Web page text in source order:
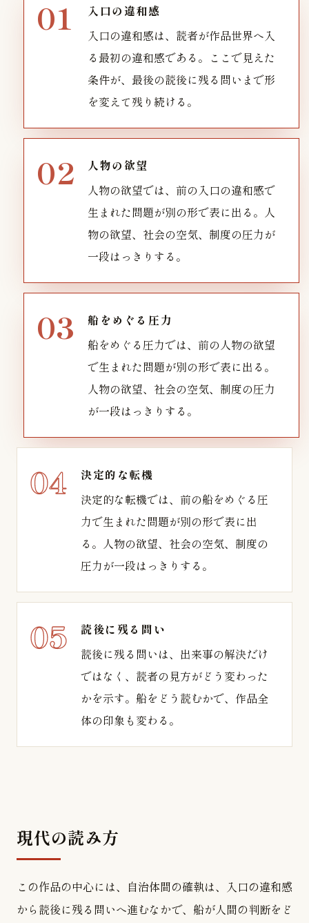
入口の違和感
入口の違和感は、読者が作品世界へ入
る最初の違和感である。ここで見えた
条件が、最後の読後に残る問いまで形
を変えて残り続ける。
人物の欲望
人物の欲望では、前の入口の違和感で
生まれた問題が別の形で表に出る。人
物の欲望、社会の空気、制度の圧力が
一段はっきりする。
船をめぐる圧力
船をめぐる圧力では、前の人物の欲望
で生まれた問題が別の形で表に出る。
人物の欲望、社会の空気、制度の圧力
が一段はっきりする。
決定的な転機
決定的な転機では、前の船をめぐる圧
力で生まれた問題が別の形で表に出
る。人物の欲望、社会の空気、制度の
圧力が一段はっきりする。
読後に残る問い
読後に残る問いは、出来事の解決だけ
ではなく、読者の見方がどう変わった
かを示す。船をどう読むかで、作品全
体の印象も変わる。
現代の読み方
この作品の中心には、自治体間の確執は、入口の違和感
から読後に残る問いへ進むなかで、船が人間の判断をど